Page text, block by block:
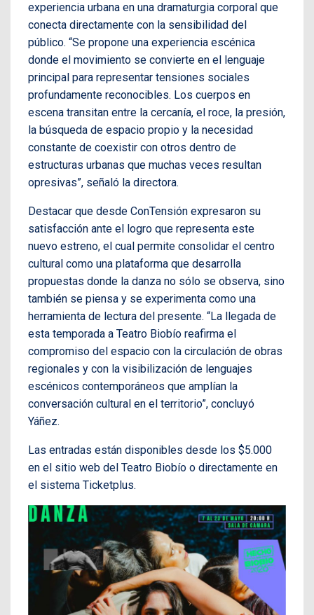
experiencia urbana en una dramaturgia corporal que
conecta directamente con la sensibilidad del
público. “Se propone una experiencia escénica
donde el movimiento se convierte en el lenguaje
principal para representar tensiones sociales
profundamente reconocibles. Los cuerpos en
escena transitan entre la cercanía, el roce, la presión,
la búsqueda de espacio propio y la necesidad
constante de coexistir con otros dentro de
estructuras urbanas que muchas veces resultan
opresivas”, señaló la directora.
Destacar que desde ConTensión expresaron su
satisfacción ante el logro que representa este
nuevo estreno, el cual permite consolidar el centro
cultural como una plataforma que desarrolla
propuestas donde la danza no sólo se observa, sino
también se piensa y se experimenta como una
herramienta de lectura del presente. “La llegada de
esta temporada a Teatro Biobío reafirma el
compromiso del espacio con la circulación de obras
regionales y con la visibilización de lenguajes
escénicos contemporáneos que amplían la
conversación cultural en el territorio”, concluyó
Yáñez.
Las entradas están disponibles desde los $5.000
en el sitio web del Teatro Biobío o directamente en
el sistema Ticketplus.